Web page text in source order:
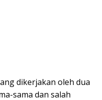
dikerjakan oleh dua
sama dan salah